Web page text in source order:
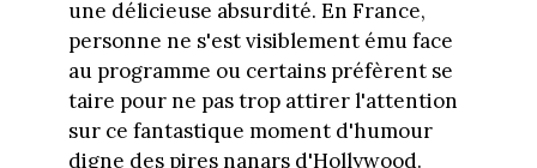
une délicieuse absurdité. En France,
personne ne s'est visiblement ému face
au programme ou certains préfèrent se
taire pour ne pas trop attirer l'attention
sur ce fantastique moment d'humour
digne des pires nanars d'Hollywood.